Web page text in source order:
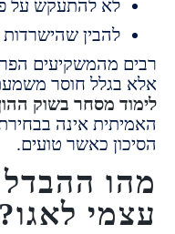
לא להתעקש על פוזיציה
להבין שהישרדות קודמת
הפרטיים
חוסר משמעת. לכן,
מסחר בשוק ההוןחייב
אינה בבחירת המניה
כאשר טועים.
ההבדל בין
לאגו?